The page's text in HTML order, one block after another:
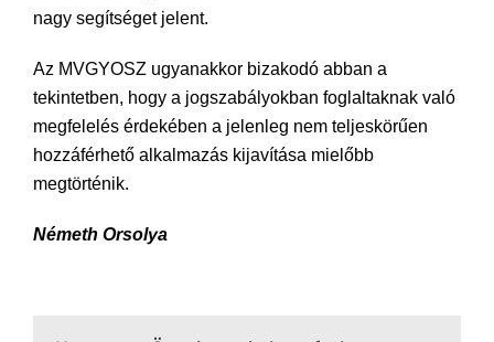
nagy segítséget jelent.
Az MVGYOSZ ugyanakkor bizakodó abban a
tekintetben, hogy a jogszabályokban foglaltaknak való
megfelelés érdekében a jelenleg nem teljeskörűen
hozzáférhető alkalmazás kijavítása mielőbb
megtörténik.
Németh Orsolya